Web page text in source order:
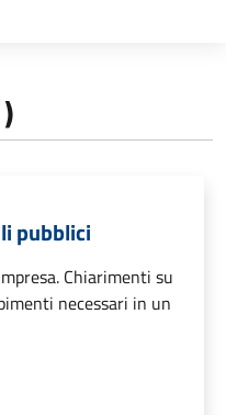
pubblici
Chiarimenti su
necessari in un